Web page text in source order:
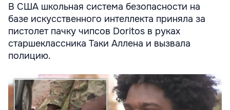
В США школьная система безопасности на
базе искусственного интеллекта приняла за
пистолет пачку чипсов Doritos в руках
старшеклассника Таки Аллена и вызвала
полицию.